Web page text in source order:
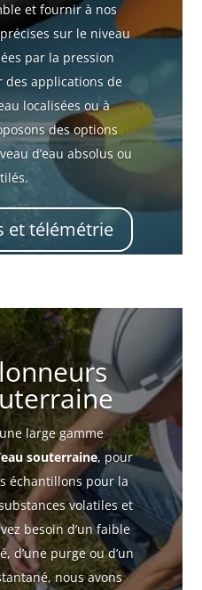
et fournir à nos
sur le niveau
par la pression
applications de
localisées ou à
des options
d’eau absolus ou
et télémétrie
large gamme
souterraine, pour
échantillons pour la
volatiles et
besoin d’un faible
d’une purge ou d’un
nous avons